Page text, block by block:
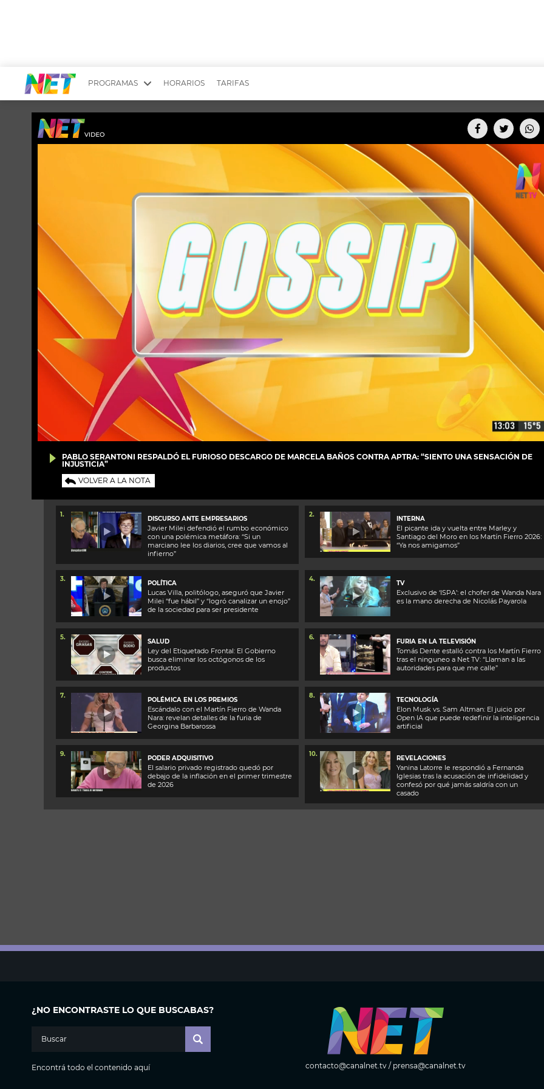
PROGRAMAS
YUYITO A LA TARDE
QUÉ TE PASA
CHICHE EN VIVO
DR. BEAUTY
EL SEÑOR DE LOS CIELOS
ARGENTINOS X ARGENTINA
CARAS Y NEGOCIOS
SCOUTING PARA UN CAMBIO
INTELEXIS TV
HAIR RECOVERY
ENTROMETIDOS EN LA TELE
ENTRE NOS
MODO FONTEVECCHIA
PERIODISMO PURO
REPERFILAR
CINE NET
TODOS PODEMOS
PARES DE COMEDIA
FIESTAS ARGENTINAS
BELLEZA FASHION
FULL FACE TV
DESAFÍO 10 AÑOS
AGENDA
HORARIOS TARIFAS
PABLO SERANTONI RESPALDÓ EL FURIOSO DESCARGO DE MARCELA BAÑOS CONTRA APTRA: “SIENTO UNA SENSACIÓN DE
INJUSTICIA”
VOLVER A LA NOTA
1.
DISCURSO ANTE EMPRESARIOS
Javier Milei defendió el rumbo económico
con una polémica metáfora: “Si un
marciano lee los diarios, cree que vamos al
infierno”
2.
INTERNA
El picante ida y vuelta entre Marley y
Santiago del Moro en los Martín Fierro 2026:
“Ya nos amigamos”
3.
POLÍTICA
Lucas Villa, politólogo, aseguró que Javier
Milei “fue hábil” y “logró canalizar un enojo”
de la sociedad para ser presidente
4.
TV
Exclusivo de ‘ISPA’: el chofer de Wanda Nara
es la mano derecha de Nicolás Payarola
5.
SALUD
Ley del Etiquetado Frontal: El Gobierno
busca eliminar los octógonos de los
productos
6.
FURIA EN LA TELEVISIÓN
Tomás Dente estalló contra los Martín Fierro
tras el ninguneo a Net TV: “Llaman a las
autoridades para que me calle”
7.
POLÉMICA EN LOS PREMIOS
Escándalo con el Martín Fierro de Wanda
Nara: revelan detalles de la furia de
Georgina Barbarossa
8.
TECNOLOGÍA
Elon Musk vs. Sam Altman: El juicio por
Open IA que puede redefinir la inteligencia
artificial
9.
PODER ADQUISITIVO
El salario privado registrado quedó por
debajo de la inflación en el primer trimestre
de 2026
10.
REVELACIONES
Yanina Latorre le respondió a Fernanda
Iglesias tras la acusación de infidelidad y
confesó por qué jamás saldría con un
casado
¿NO ENCONTRASTE LO QUE BUSCABAS?
Encontrá todo el contenido aquí contacto@canalnet.tv/ prensa@canalnet.tv